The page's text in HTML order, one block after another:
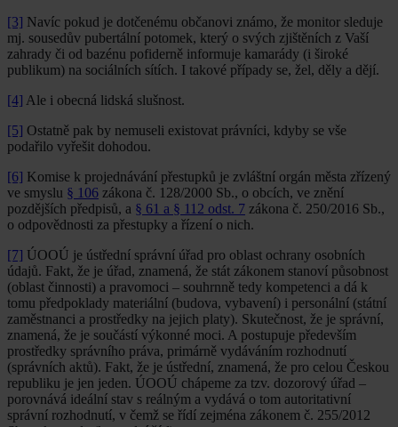
[3] Navíc pokud je dotčenému občanovi známo, že monitor sleduje
mj. sousedův pubertální potomek, který o svých zjištěních z Vaší
zahrady či od bazénu pofiderně informuje kamarády (i široké
publikum) na sociálních sítích. I takové případy se, žel, děly a dějí.
[4] Ale i obecná lidská slušnost.
[5] Ostatně pak by nemuseli existovat právníci, kdyby se vše
podařilo vyřešit dohodou.
[6] Komise k projednávání přestupků je zvláštní orgán města zřízený
ve smyslu § 106 zákona č. 128/2000 Sb., o obcích, ve znění
pozdějších předpisů, a § 61 a § 112 odst. 7 zákona č. 250/2016 Sb.,
o odpovědnosti za přestupky a řízení o nich.
[7] ÚOOÚ je ústřední správní úřad pro oblast ochrany osobních
údajů. Fakt, že je úřad, znamená, že stát zákonem stanoví působnost
(oblast činnosti) a pravomoci – souhrnně tedy kompetenci a dá k
tomu předpoklady materiální (budova, vybavení) i personální (státní
zaměstnanci a prostředky na jejich platy). Skutečnost, že je správní,
znamená, že je součástí výkonné moci. A postupuje především
prostředky správního práva, primárně vydáváním rozhodnutí
(správních aktů). Fakt, že je ústřední, znamená, že pro celou Českou
republiku je jen jeden. ÚOOÚ chápeme za tzv. dozorový úřad –
porovnává ideální stav s reálným a vydává o tom autoritativní
správní rozhodnutí, v čemž se řídí zejména zákonem č. 255/2012